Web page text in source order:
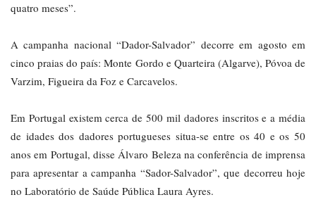
quatro meses”.
A campanha nacional “Dador-Salvador” decorre em agosto em
cinco praias do país: Monte Gordo e Quarteira (Algarve), Póvoa de
Varzim, Figueira da Foz e Carcavelos.
Em Portugal existem cerca de 500 mil dadores inscritos e a média
de idades dos dadores portugueses situa-se entre os 40 e os 50
anos em Portugal, disse Álvaro Beleza na conferência de imprensa
para apresentar a campanha “Sador-Salvador”, que decorreu hoje
no Laboratório de Saúde Pública Laura Ayres.